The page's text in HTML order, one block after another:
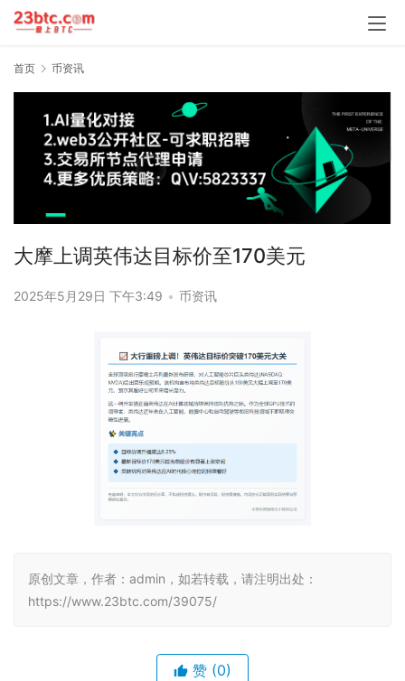
首页 币资讯
大摩上调英伟达目标价至170美元
2025年5月29日 下午3:49 • 币资讯
原创文章，作者：admin，如若转载，请注明出处：
https://www.23btc.com/39075/
赞 (0)